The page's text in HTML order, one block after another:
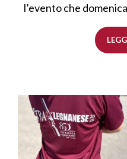
l’evento che